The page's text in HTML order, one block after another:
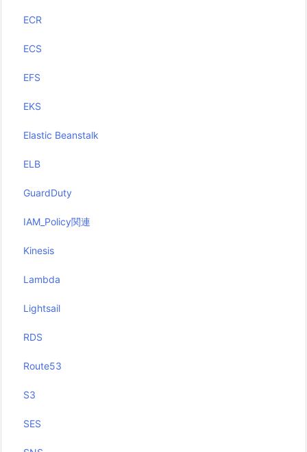
ECR
ECS
EFS
EKS
Elastic Beanstalk
ELB
GuardDuty
IAM_Policy関連
Kinesis
Lambda
Lightsail
RDS
Route53
S3
SES